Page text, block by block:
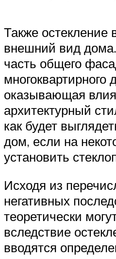
Также остекление
внешний вид
часть общего
многоквартирного
оказывающая
архитектурный
как будет
дом, если на
установить
Исходя из
негативных
теоретически
вследствие
вводятся